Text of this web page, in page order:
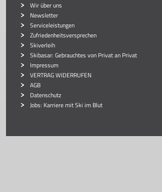
Wir über uns
Newsletter
Serviceleistungen
Zufriedenheitsversprechen
Skiverleih
Skibasar: Gebrauchtes von Privat an Privat
Impressum
VERTRAG WIDERRUFEN
AGB
Datenschutz
Jobs: Karriere mit Ski im Blut